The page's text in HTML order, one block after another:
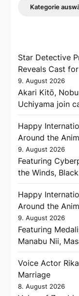
Star Detective
Reveals Cast
9. August 2026
Akari Kitō,
Uchiyama join
Happy
Around the
9. August 2026
Featuring
the Winds,
Happy
Around the
9. August 2026
Featuring
Manabu Nii,
Voice Actor
Marriage
8. August 2026